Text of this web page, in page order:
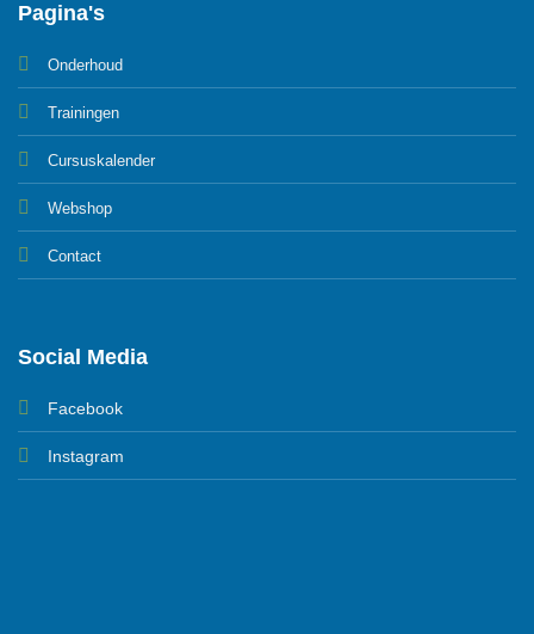
Pagina's
Onderhoud
Trainingen
Cursuskalender
Webshop
Contact
Social Media
Facebook
Instagram